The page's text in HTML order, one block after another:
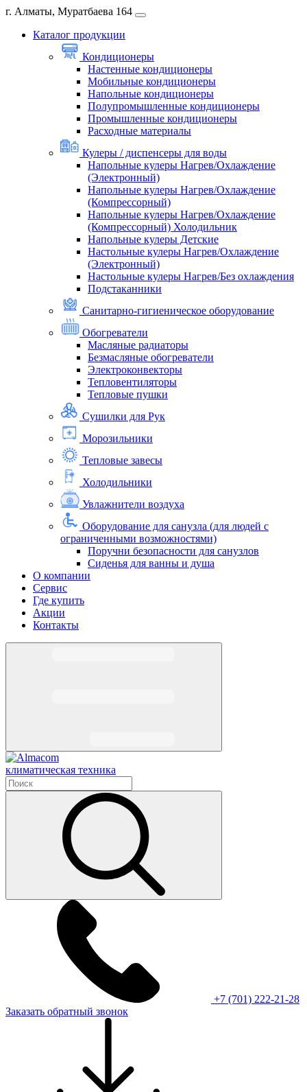
г. Алматы, Муратбаева 164
Каталог продукции
Кондиционеры
Настенные кондиционеры
Мобильные кондиционеры
Напольные кондиционеры
Полупромышленные кондиционеры
Промышленные кондиционеры
Расходные материалы
Кулеры / диспенсеры для воды
Напольные кулеры Нагрев/Охлаждение
(Электронный)
Напольные кулеры Нагрев/Охлаждение
(Компрессорный)
Напольные кулеры Нагрев/Охлаждение
(Компрессорный) Холодильник
Напольные кулеры Детские
Настольные кулеры Нагрев/Охлаждение
(Электронный)
Настольные кулеры Нагрев/Без охлаждения
Подстаканники
Санитарно-гигиеническое оборудование
Обогреватели
Масляные радиаторы
Безмасляные обогреватели
Электроконвекторы
Тепловентиляторы
Тепловые пушки
Сушилки для Рук
Морозильники
Тепловые завесы
Холодильники
Увлажнители воздуха
Оборудование для санузла (для людей с
ограниченными возможностями)
Поручни безопасности для санузлов
Сиденья для ванны и душа
О компании
Сервис
Где купить
Акции
Контакты
климатическая техника
+7 (701) 222-21-28
Заказать обратный звонок